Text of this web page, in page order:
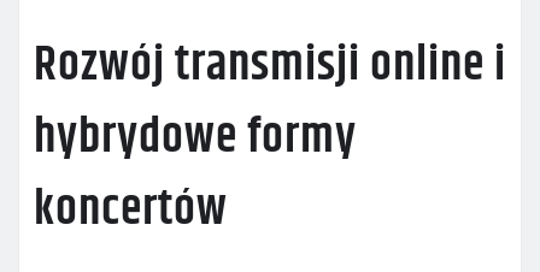
Rozwój transmisji online i
hybrydowe formy
koncertów